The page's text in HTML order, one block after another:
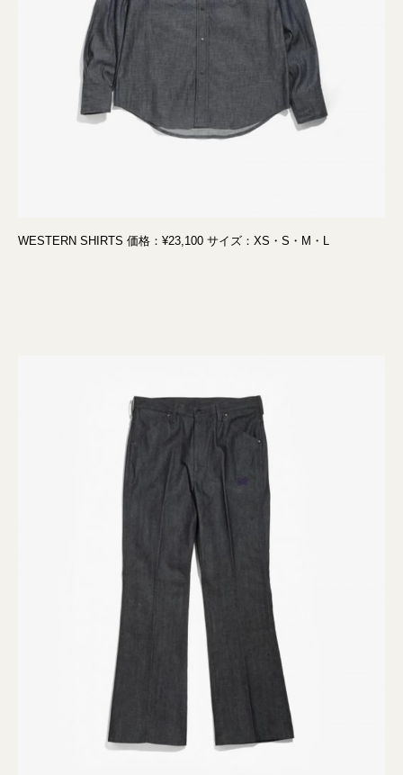
WESTERN SHIRTS 価格：¥23,100 サイズ：XS・S・M・L